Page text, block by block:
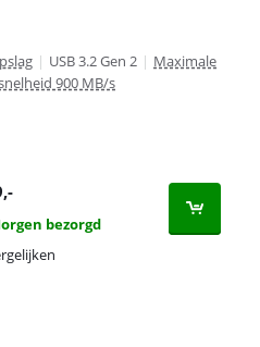
| USB 3.2 Gen 2 | Maximale
900 MB/s
,-
bezorgd